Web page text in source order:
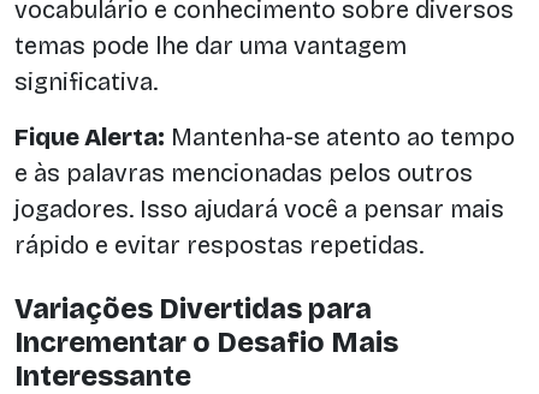
vocabulário e conhecimento sobre diversos
temas pode lhe dar uma vantagem
significativa.
Fique Alerta: Mantenha-se atento ao tempo
e às palavras mencionadas pelos outros
jogadores. Isso ajudará você a pensar mais
rápido e evitar respostas repetidas.
Variações Divertidas para
Incrementar o Desafio Mais
Interessante